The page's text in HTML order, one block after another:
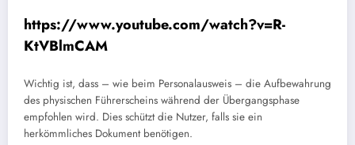
https://www.youtube.com/watch?v=R-
KtVBlmCAM
Wichtig ist, dass – wie beim Personalausweis – die Aufbewahrung
des physischen Führerscheins während der Übergangsphase
empfohlen wird. Dies schützt die Nutzer, falls sie ein
herkömmliches Dokument benötigen.